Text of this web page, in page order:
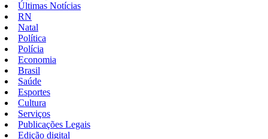
Últimas Notícias
RN
Natal
Política
Polícia
Economia
Brasil
Saúde
Esportes
Cultura
Serviços
Publicações Legais
Edição digital